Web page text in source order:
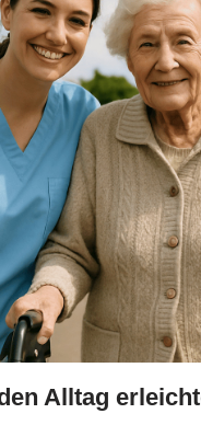
Alltag